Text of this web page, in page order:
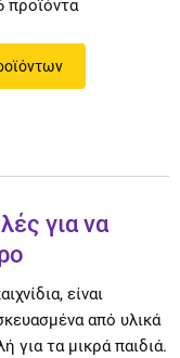
προϊόντα
για να
είναι
από υλικά
για τα μικρά παιδιά.